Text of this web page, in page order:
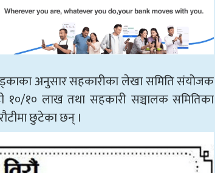
अनुसार सहकारीका लेखा समिति संयोजक
१०/१० लाख तथा सहकारी सञ्चालक समितिका
छुटेका छन् ।